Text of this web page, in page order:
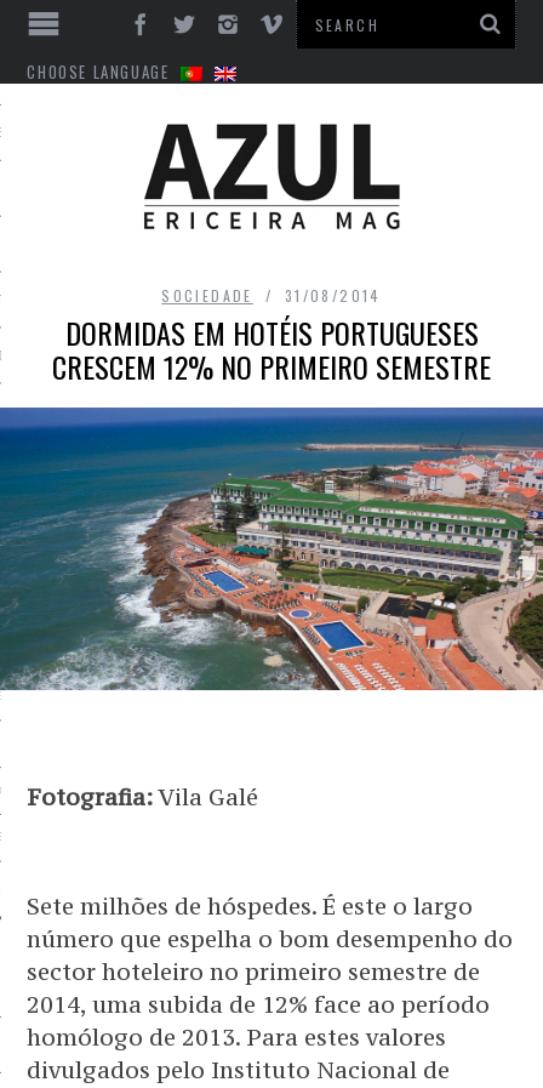
BEM
SERVIÇOS
CHOOSE LANGUAGE
SOCIEDADE 31/08/2014
DORMIDAS EM HOTÉIS PORTUGUESES
CRESCEM 12% NO PRIMEIRO SEMESTRE
Fotografia:Vila Galé
Sete milhões de hóspedes. É este o largo
número que espelha o bom desempenho do
sector hoteleiro no primeiro semestre de
2014, uma subida de 12% face ao período
homólogo de 2013. Para estes valores
divulgados pelo Instituto Nacional de